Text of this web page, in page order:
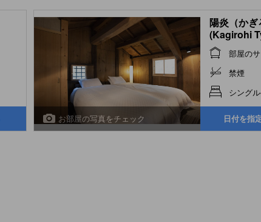
お部屋の写真をチェック
陽炎（か
(Kagirohi
部屋の
禁煙
シング
日付を指